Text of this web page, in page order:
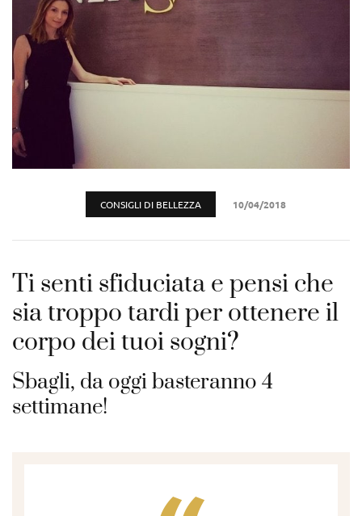
CONSIGLI DI BELLEZZA 10/04/2018
Ti senti sfiduciata e pensi che
sia troppo tardi per ottenere il
corpo dei tuoi sogni?
Sbagli, da oggi basteranno 4
settimane!